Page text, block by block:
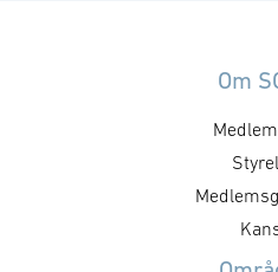
av landets armé och är den
hårdvara som MilDef hittills
mottagit. Ordervärdet är
553 miljoner kronor och
leveranserna beräknas ske
Om